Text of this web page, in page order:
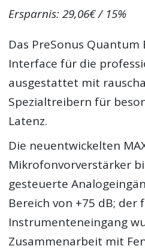
Ersparnis: 29,06€ / 15%
Das PreSonus Quantum
Interface für die
ausgestattet mit
Spezialtreibern für
Latenz.
Die neuentwickelten
Mikrofonvorverstärker
gesteuerte
Bereich von +75 dB; der
Instrumenteneingang
Zusammenarbeit mit